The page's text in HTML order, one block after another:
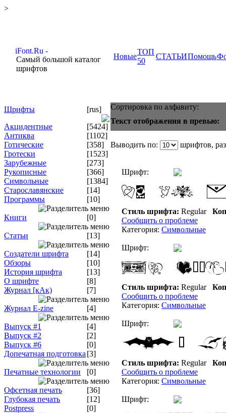
>
Самый большой каталог
шрифтов
Новые
ТОП
50
СТАТЬИПомощь
Шрифты
[rus]
Акцидентные
[5424]
Антиква
[1102]
Готические
[358]
Гротески
[1523]
Зарубежные
[273]
Рукописные
[366]
Символьные
[1384]
Старославянские
[14]
Программы
[10]
Книги [0]
Статьи [13]
Создатели шрифта
[14]
Обзоры
[10]
История шрифта
[13]
О шрифте
[8]
Журнал [кАк)
[7]
Журнал E-zine [4]
Выпуск #1
[4]
Выпуск #2
[2]
Выпуск #6
[0]
Допечатная подготовка [3]
Печатные технологии [0]
Офсетная печать
[36]
Глубокая печать
[12]
Postpress
[0]
Сортировка по алфавиту:
Текст отображения в превью:
Выводить по: шрифтов,
Шрифт:
Стиль шрифта: Regular
Сообщить о проблеме
Категория: Символьные
Шрифт:
Стиль шрифта: Regular
Сообщить о проблеме
Категория: Символьные
Шрифт:
Стиль шрифта: Regular
Сообщить о проблеме
Категория: Символьные
Шрифт: